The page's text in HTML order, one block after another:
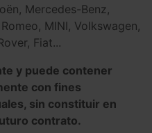
Mercedes-Benz,
MINI, Volkswagen,
Fiat...
y puede contener
con fines
sin constituir en
contrato.